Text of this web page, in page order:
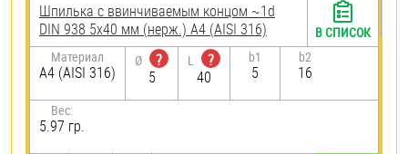
Шпилька c ввинчиваемым концом ~1d
DIN 938 5х40 мм (нерж.) A4 (AISI 316)
Материал
A4 (AISI 316)
Ø
?
5
L
?
40
b1
5
b2
16
Вес:
5.97 гр.
В СПИСОК